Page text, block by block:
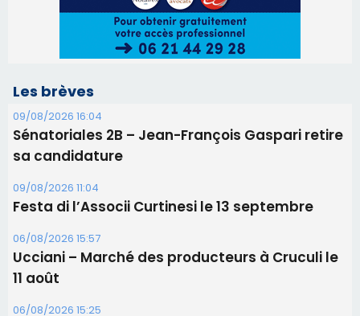
Festa di l’Associi Curtinesi le 13 septembre
11 août
06/08/2026 15:25
Corte – L’association A Nuciola organise une
projection sous les étoiles
06/08/2026 15:04
Alata - Soirée Tango Argentin au stade de San
Benedetto
05/08/2026 09:53
Biguglia : messe de la Sainte-Marie et
procession le 14 août